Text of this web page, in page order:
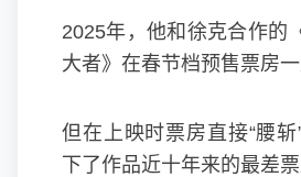
2025年，他和徐克合作的
大者》在春节档预售票房一
但在上映时票房直接“腰斩
下了作品近十年来的最差票